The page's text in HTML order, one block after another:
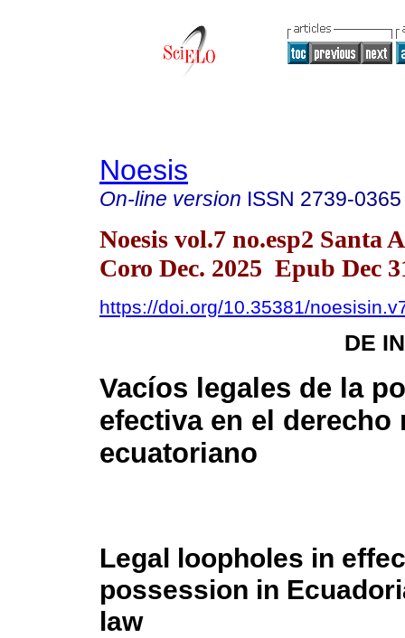
Noesis
On-line version ISSN 2739-0365
Noesis vol.7 no.esp2 Santa
Coro Dec. 2025 Epub Dec
https://doi.org/10.35381/
DE
Vacíos legales de la
efectiva en el derecho
ecuatoriano
Legal loopholes in
possession in
law